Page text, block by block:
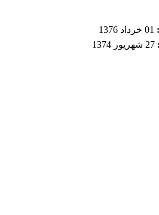
27 شهریور 1374